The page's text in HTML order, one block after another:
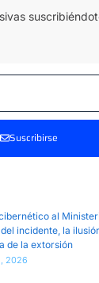
Suscribirse
al
incidente, la
de la extorsión
2026